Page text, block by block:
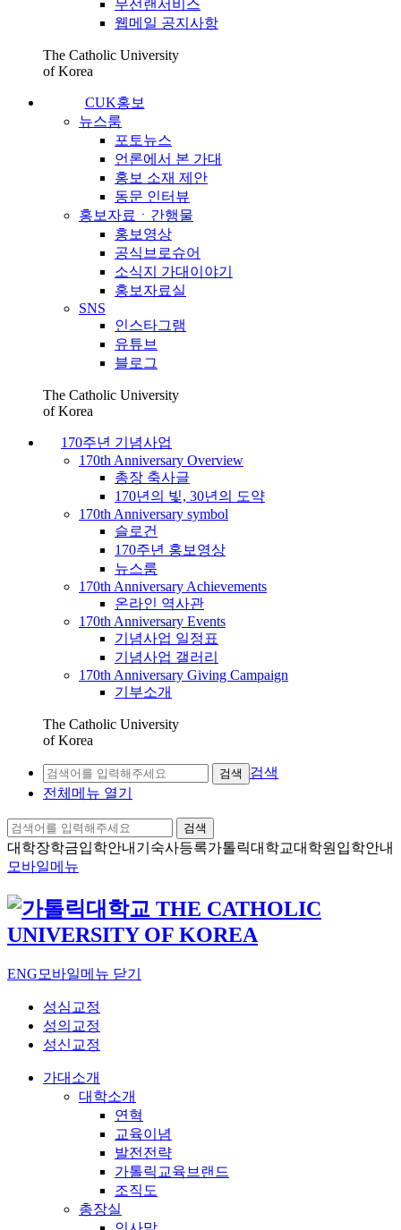
무선랜서비스
웹메일 공지사항
The Catholic University
of Korea
CUK홍보
뉴스룸
포토뉴스
언론에서 본 가대
홍보 소재 제안
동문 인터뷰
홍보자료ㆍ간행물
홍보영상
공식브로슈어
소식지 가대이야기
홍보자료실
SNS
인스타그램
유튜브
블로그
The Catholic University
of Korea
170주년 기념사업
170th Anniversary Overview
총장 축사글
170년의 빛, 30년의 도약
170th Anniversary symbol
슬로건
170주년 홍보영상
뉴스룸
170th Anniversary Achievements
온라인 역사관
170th Anniversary Events
기념사업 일정표
기념사업 갤러리
170th Anniversary Giving Campaign
기부소개
The Catholic University
of Korea
검색
검색
전체메뉴 열기
검색
대학장학금입학안내 기숙사등록가톨릭대학교대학원입학안내
모바일메뉴
ENG 모바일메뉴 닫기
성심교정
성의교정
성신교정
가대소개
대학소개
연혁
교육이념
발전전략
가톨릭교육브랜드
조직도
총장실